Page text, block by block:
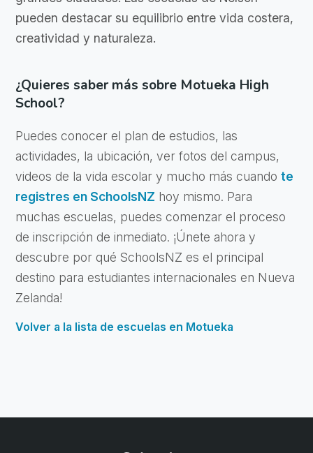
pueden destacar su equilibrio entre vida costera,
creatividad y naturaleza.
¿Quieres saber más sobre Motueka High
School?
Puedes conocer el plan de estudios, las
actividades, la ubicación, ver fotos del campus,
videos de la vida escolar y mucho más cuandote
registres en SchoolsNZ hoy mismo. Para
muchas escuelas, puedes comenzar el proceso
de inscripción de inmediato. ¡Únete ahora y
descubre por qué SchoolsNZ es el principal
destino para estudiantes internacionales en Nueva
Zelanda!
Volver a la lista de escuelas en Motueka